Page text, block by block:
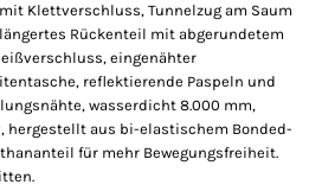
Klettverschluss, Tunnelzug am Saum
Rückenteil mit abgerundetem
eingenähter
reflektierende Paspeln und
wasserdicht 8.000 mm,
aus bi-elastischem Bonded-
für mehr Bewegungsfreiheit.